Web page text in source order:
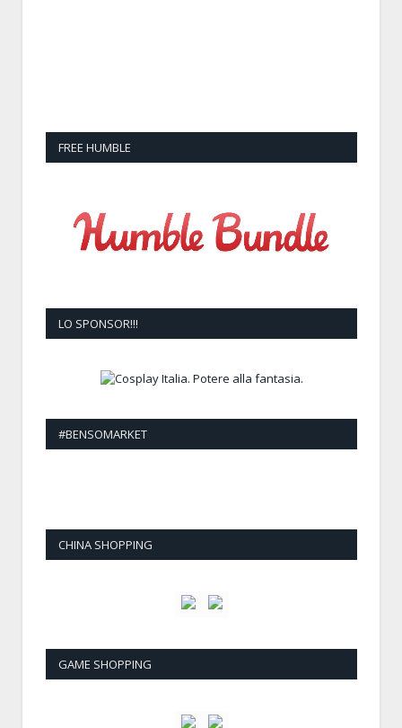
FREE HUMBLE
LO SPONSOR!!!
#BENSOMARKET
CHINA SHOPPING
GAME SHOPPING